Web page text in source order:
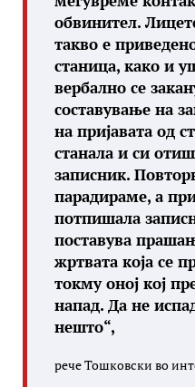
обвинител.
такво е
станица, како и
вербално се
составување на
на пријавата од
станала и си
записник.
парадираме, а
потпишала
поставува
жртвата која се
токму оној кој
напад. Да не
нешто“,
рече Тошковски во